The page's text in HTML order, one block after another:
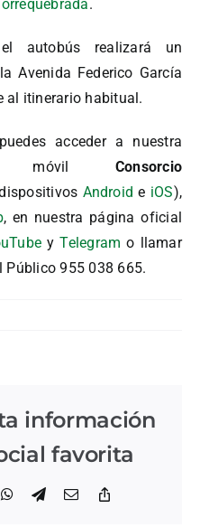
.
autobús realizará un
Avenida Federico García
al itinerario habitual.
acceder a nuestra
móvil Consorcio
Android e iOS),
, en nuestra página oficial
yTelegramo llamar
Público 955 038 665.
información
favorita
WhatsApp
Telegram
Correo